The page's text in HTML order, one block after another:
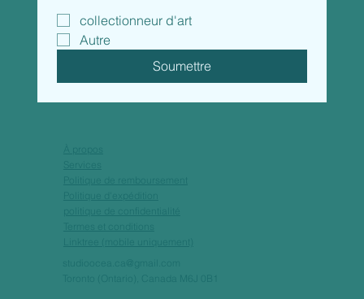
collectionneur d'art
Autre
Soumettre